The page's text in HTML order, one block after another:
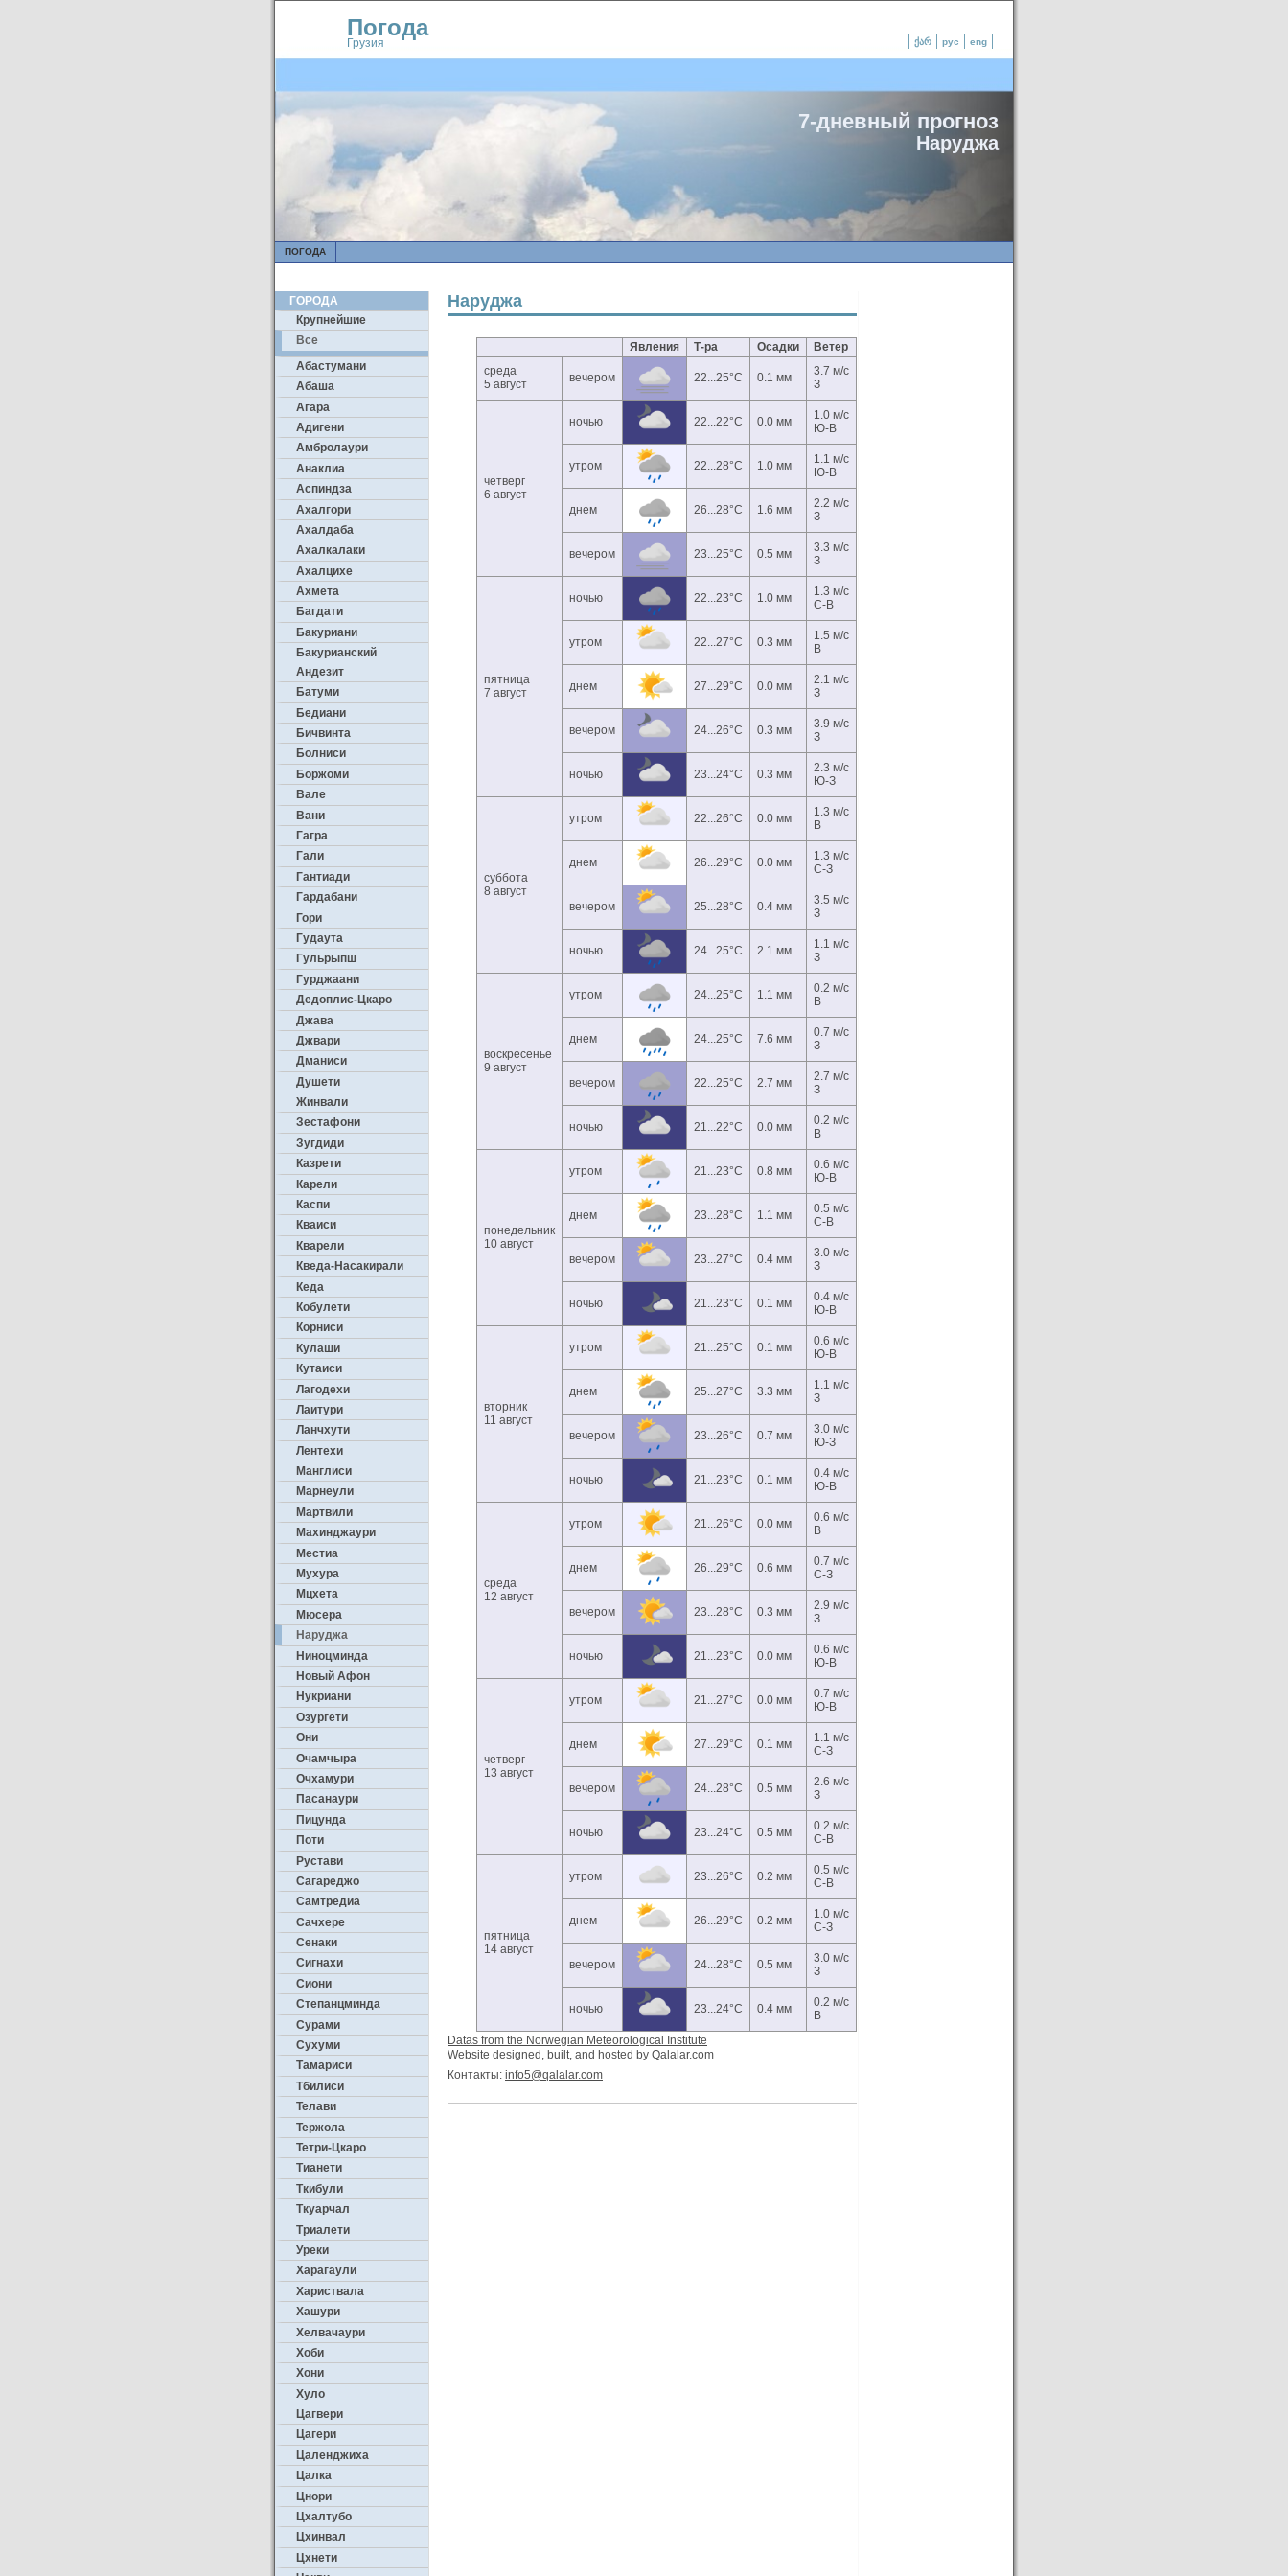
ქარ рус eng
Погода
Грузия
7-дневный прогноз
Наруджа
ПОГОДА
ГОРОДА
Крупнейшие
Все
Абастумани
Абаша
Агара
Адигени
Амбролаури
Анаклиа
Аспиндза
Ахалгори
Ахалдаба
Ахалкалаки
Ахалцихе
Ахмета
Багдати
Бакуриани
Бакурианский
Андезит
Батуми
Бедиани
Бичвинта
Болниси
Боржоми
Вале
Вани
Гагра
Гали
Гантиади
Гардабани
Гори
Гудаута
Гульрыпш
Гурджаани
Дедоплис-Цкаро
Джава
Джвари
Дманиси
Душети
Жинвали
Зестафони
Зугдиди
Казрети
Карели
Каспи
Кваиси
Кварели
Кведа-Насакирали
Кеда
Кобулети
Корниси
Кулаши
Кутаиси
Лагодехи
Лаитури
Ланчхути
Лентехи
Манглиси
Марнеули
Мартвили
Махинджаури
Местиа
Мухура
Мцхета
Мюсера
Наруджа
Ниноцминда
Новый Афон
Нукриани
Озургети
Они
Очамчыра
Очхамури
Пасанаури
Пицунда
Поти
Рустави
Сагареджо
Самтредиа
Сачхере
Сенаки
Сигнахи
Сиони
Степанцминда
Сурами
Сухуми
Тамариси
Тбилиси
Телави
Тержола
Тетри-Цкаро
Тианети
Ткибули
Ткуарчал
Триалети
Уреки
Харагаули
Хариствала
Хашури
Хелвачаури
Хоби
Хони
Хуло
Цагвери
Цагери
Цаленджиха
Цалка
Цнори
Цхалтубо
Цхинвал
Цхнети
Наруджа
Явления Т-ра Осадки
Ветер
среда
5 август
вечером 22...25°C 0.1 мм
3.7 м/с
З
четверг
6 август
ночью 22...22°C 0.0 мм
1.0 м/с
Ю-В
утром 22...28°C 1.0 мм
1.1 м/с
Ю-В
днем 26...28°C 1.6 мм
2.2 м/с
З
вечером 23...25°C 0.5 мм
3.3 м/с
З
пятница
7 август
ночью 22...23°C 1.0 мм
1.3 м/с
С-В
утром 22...27°C 0.3 мм
1.5 м/с
В
днем 27...29°C 0.0 мм
2.1 м/с
З
вечером 24...26°C 0.3 мм
3.9 м/с
З
ночью 23...24°C 0.3 мм
2.3 м/с
Ю-З
суббота
8 август
утром 22...26°C 0.0 мм
1.3 м/с
В
днем 26...29°C 0.0 мм
1.3 м/с
С-З
вечером 25...28°C 0.4 мм
3.5 м/с
З
ночью 24...25°C 2.1 мм
1.1 м/с
З
воскресенье
9 август
утром 24...25°C 1.1 мм
0.2 м/с
В
днем 24...25°C 7.6 мм
0.7 м/с
З
вечером 22...25°C 2.7 мм
2.7 м/с
З
ночью 21...22°C 0.0 мм
0.2 м/с
В
понедельник
10 август
утром 21...23°C 0.8 мм
0.6 м/с
Ю-В
днем 23...28°C 1.1 мм
0.5 м/с
С-В
вечером 23...27°C 0.4 мм
3.0 м/с
З
ночью 21...23°C 0.1 мм
0.4 м/с
Ю-В
вторник
11 август
утром 21...25°C 0.1 мм
0.6 м/с
Ю-В
днем 25...27°C 3.3 мм
1.1 м/с
З
вечером 23...26°C 0.7 мм
3.0 м/с
Ю-З
ночью 21...23°C 0.1 мм
0.4 м/с
Ю-В
среда
12 август
утром 21...26°C 0.0 мм
0.6 м/с
В
днем 26...29°C 0.6 мм
0.7 м/с
С-З
вечером 23...28°C 0.3 мм
2.9 м/с
З
ночью 21...23°C 0.0 мм
0.6 м/с
Ю-В
четверг
13 август
утром 21...27°C 0.0 мм
0.7 м/с
Ю-В
днем 27...29°C 0.1 мм
1.1 м/с
С-З
вечером 24...28°C 0.5 мм
2.6 м/с
З
ночью 23...24°C 0.5 мм
0.2 м/с
С-В
пятница
14 август
утром 23...26°C 0.2 мм
0.5 м/с
С-В
днем 26...29°C 0.2 мм
1.0 м/с
С-З
вечером 24...28°C 0.5 мм
3.0 м/с
З
ночью 23...24°C 0.4 мм
0.2 м/с
В
Datas from the Norwegian Meteorological Institute
Website designed, built, and hosted by Qalalar.com
Контакты: info5@qalalar.com